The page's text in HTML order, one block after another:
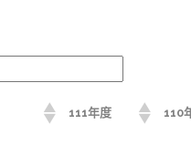
111年度 110